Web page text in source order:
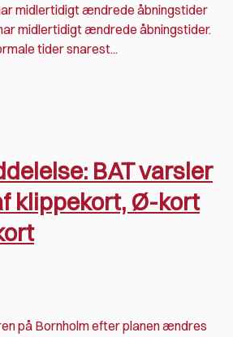
midlertidigt ændrede åbningstider
midlertidigt ændrede åbningstider.
tider snarest...
BAT varsler
klippekort, Ø-kort
på Bornholm efter planen ændres